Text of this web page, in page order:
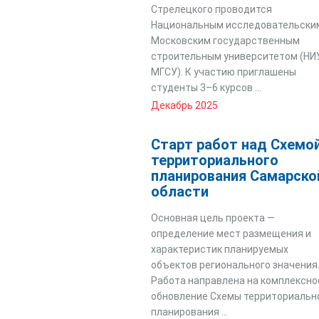
Стрелецкого проводится
Национальным
Московским государственным
строительным университетом
МГСУ). К участию приглашены
студенты 3–6 курсов ...
Декабрь 2025
Старт работ над
территориального
планирования
области
Основная цель проекта —
определение мест размещения и
характеристик планируемых
объектов регионального значения.
Работа направлена на
обновление Схемы
планирования ...